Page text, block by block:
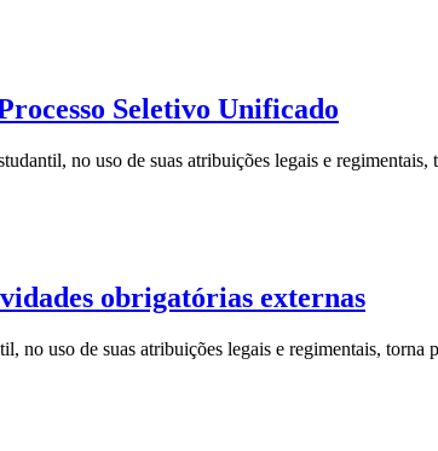
Seletivo Unificado
no uso de suas atribuições legais e
obrigatórias externas
no uso de suas atribuições legais e regimentais,